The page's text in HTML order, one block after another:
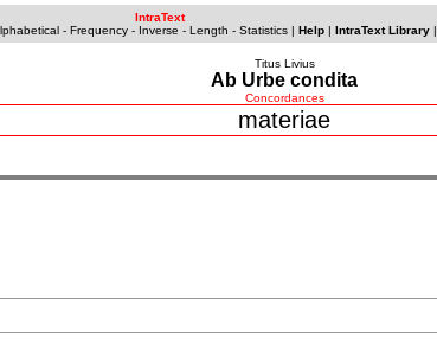
IntraText
- Frequency- Inverse - Length - Statistics| Help| IntraText Library|
Titus Livius
Ab Urbe condita
Concordances
materiae